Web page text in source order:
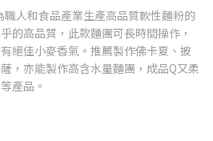
人和食品產業生產高品質軟性麵粉的
的高品質，此款麵團可長時間操作，
絕佳小麥香氣。推薦製作佛卡夏、披
，亦能製作高含水量麵團，成品Q又柔
產品。